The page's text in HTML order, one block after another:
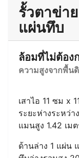
ตั้งบนปูน ล้อ
ความสูงจากพื้นปู
เสาเหล็กแป๊ปน้ำ
ปูน ระยะห่างระ
แมนสูง 2.00 เมตร
สอบถาม แ